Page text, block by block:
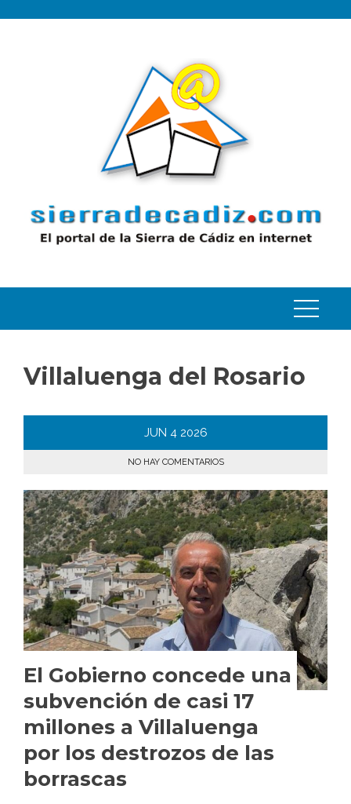
Villaluenga del Rosario
JUN 4 2026
NO HAY COMENTARIOS
El Gobierno concede una
subvención de casi 17
millones a Villaluenga
por los destrozos de las
borrascas